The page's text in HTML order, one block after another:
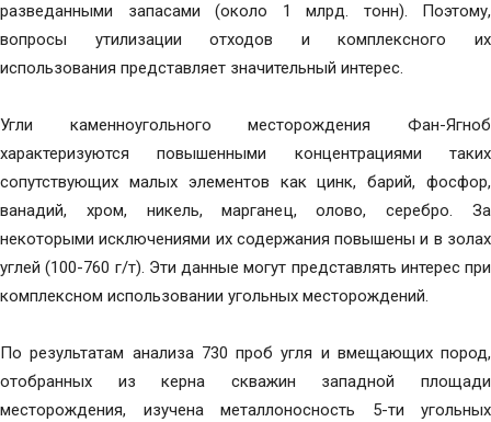
разведанными запасами (около 1 млрд. тонн). Поэтому,
вопросы утилизации отходов и комплексного их
использования представляет значительный интерес.
Угли каменноугольного месторождения Фан-Ягноб
характеризуются повышенными концентрациями таких
сопутствующих малых элементов как цинк, барий, фосфор,
ванадий, хром, никель, марганец, олово, серебро. За
некоторыми исключениями их содержания повышены и в золах
углей (100-760 г/т). Эти данные могут представлять интерес при
комплексном использовании угольных месторождений.
По результатам анализа 730 проб угля и вмещающих пород,
отобранных из керна скважин западной площади
месторождения, изучена металлоносность 5-ти угольных